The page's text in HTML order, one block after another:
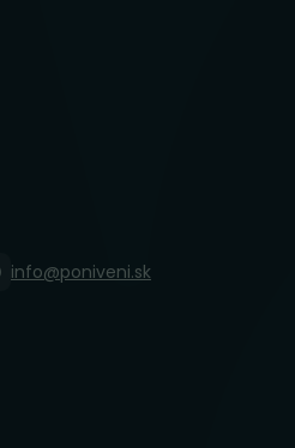
info@poniveni.sk